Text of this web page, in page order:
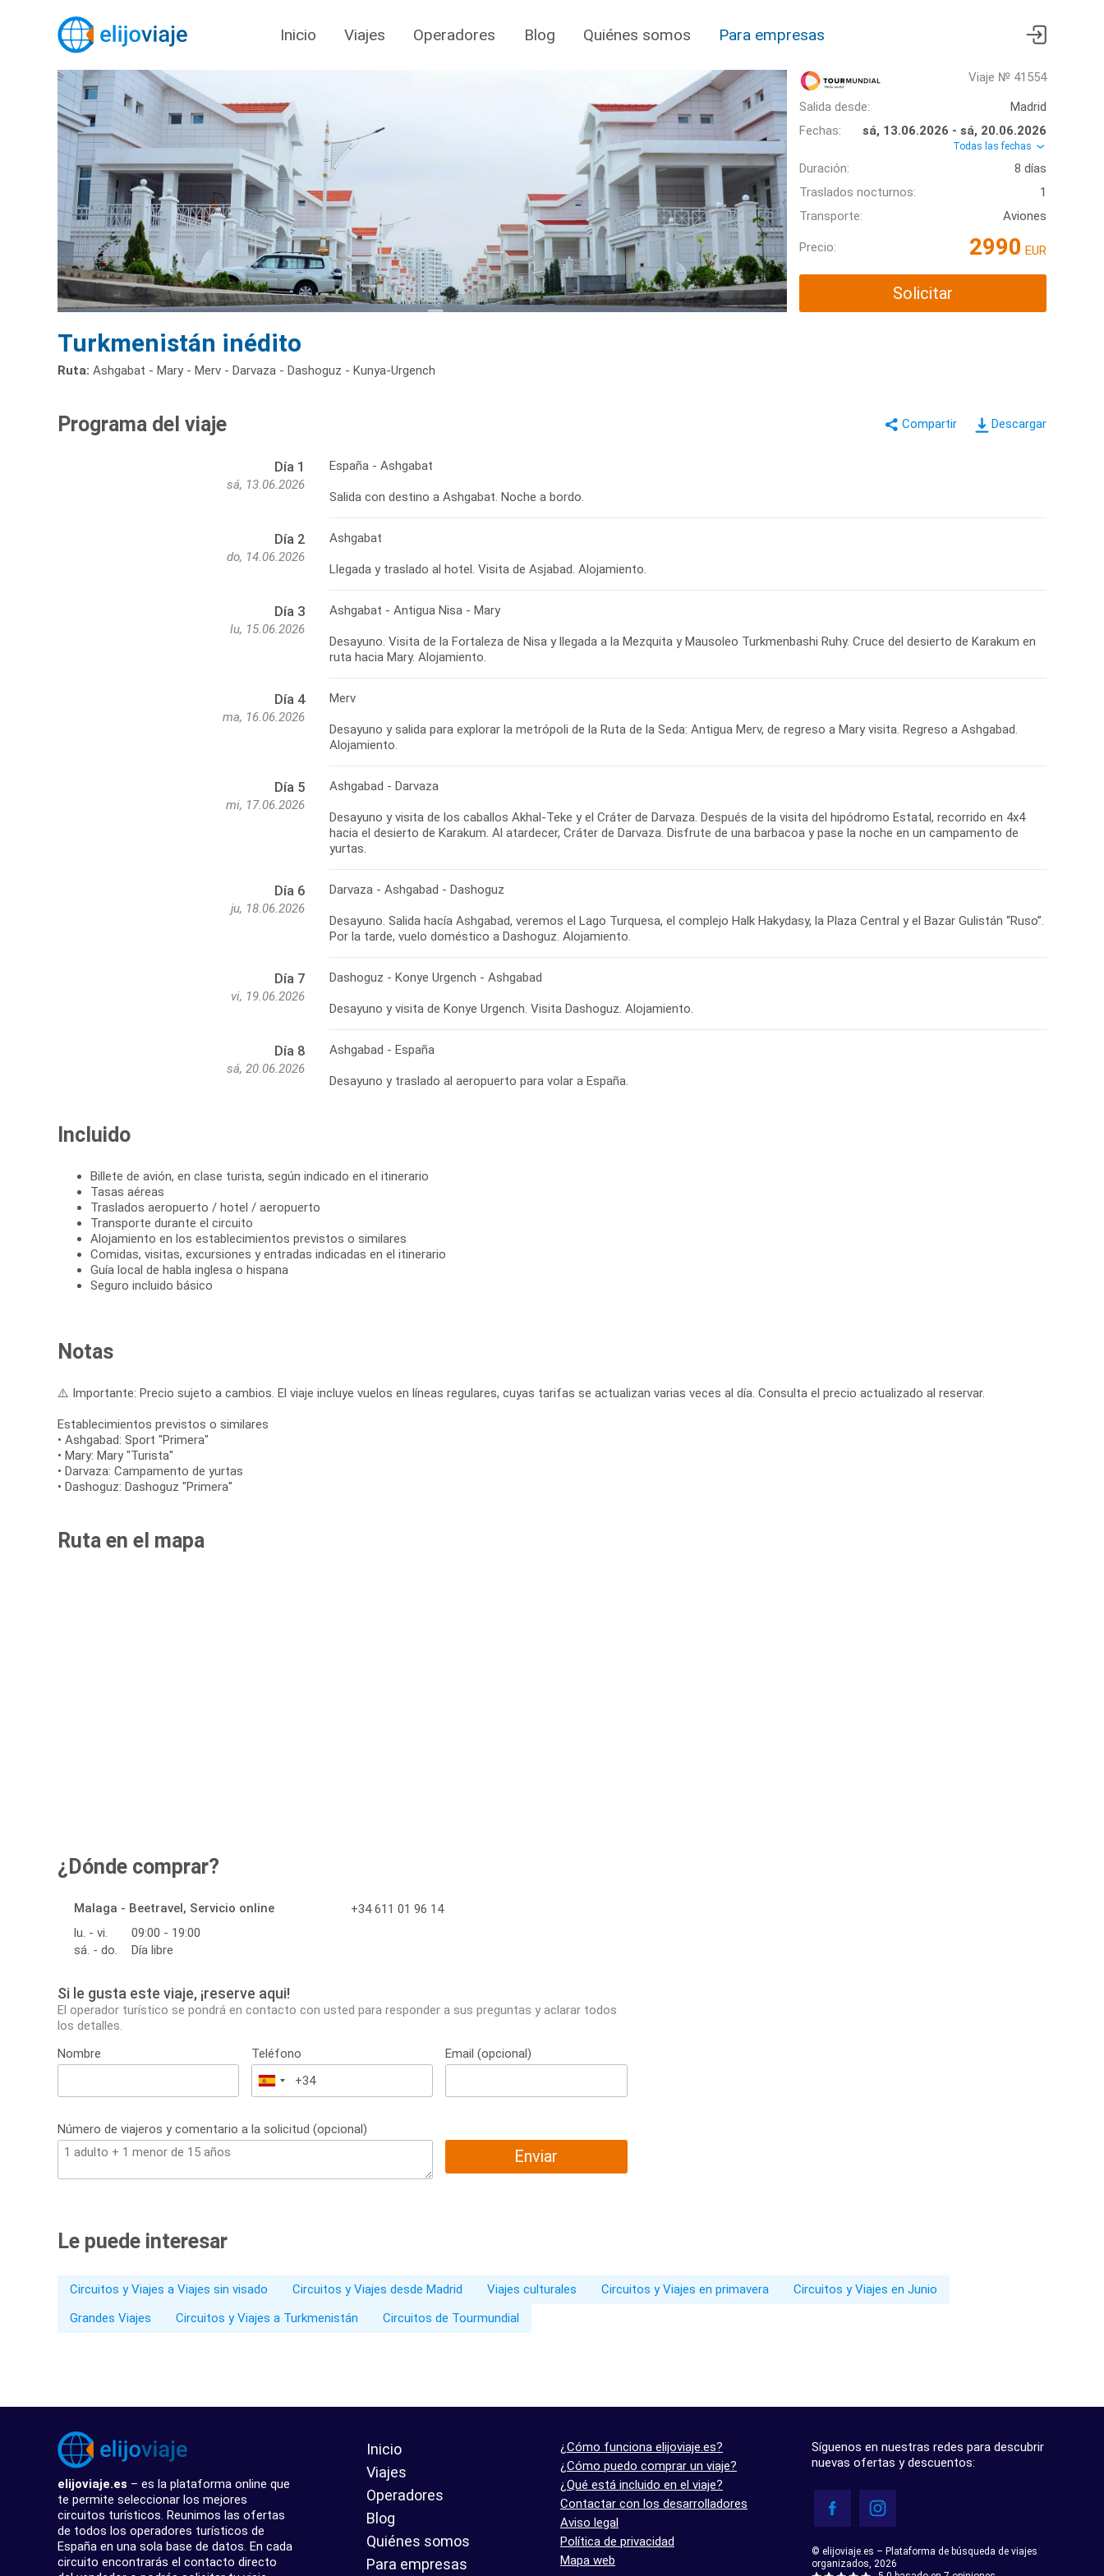
Inicio Viajes Operadores Blog Quiénes somos Para empresas
Viaje № 41554
Salida desde:
Madrid
Fechas:
sá, 13.06.2026 - sá, 20.06.2026
Todas las fechas
Duración:
8 días
Traslados nocturnos:
1
Transporte:
Aviones
Precio: 2990 EUR
Solicitar
Turkmenistán inédito
Ruta: Ashgabat - Mary - Merv - Darvaza - Dashoguz - Kunya-Urgench
Descargar
Programa del viaje
Día 1
sá, 13.06.2026
España - Ashgabat
Salida con destino a Ashgabat. Noche a bordo.
Día 2
do, 14.06.2026
Ashgabat
Llegada y traslado al hotel. Visita de Asjabad. Alojamiento.
Día 3
lu, 15.06.2026
Ashgabat - Antigua Nisa - Mary
Desayuno. Visita de la Fortaleza de Nisa y llegada a la Mezquita y Mausoleo Turkmenbashi Ruhy. Cruce del desierto de Karakum en
ruta hacia Mary. Alojamiento.
Día 4
ma, 16.06.2026
Merv
Desayuno y salida para explorar la metrópoli de la Ruta de la Seda: Antigua Merv, de regreso a Mary visita. Regreso a Ashgabad.
Alojamiento.
Día 5
mi, 17.06.2026
Ashgabad - Darvaza
Desayuno y visita de los caballos Akhal-Teke y el Cráter de Darvaza. Después de la visita del hipódromo Estatal, recorrido en 4x4
hacia el desierto de Karakum. Al atardecer, Cráter de Darvaza. Disfrute de una barbacoa y pase la noche en un campamento de
yurtas.
Día 6
ju, 18.06.2026
Darvaza - Ashgabad - Dashoguz
Desayuno. Salida hacía Ashgabad, veremos el Lago Turquesa, el complejo Halk Hakydasy, la Plaza Central y el Bazar Gulistán “Ruso”.
Por la tarde, vuelo doméstico a Dashoguz. Alojamiento.
Día 7
vi, 19.06.2026
Dashoguz - Konye Urgench - Ashgabad
Desayuno y visita de Konye Urgench. Visita Dashoguz. Alojamiento.
Día 8
sá, 20.06.2026
Ashgabad - España
Desayuno y traslado al aeropuerto para volar a España.
Incluido
Billete de avión, en clase turista, según indicado en el itinerario
Tasas aéreas
Traslados aeropuerto / hotel / aeropuerto
Transporte durante el circuito
Alojamiento en los establecimientos previstos o similares
Comidas, visitas, excursiones y entradas indicadas en el itinerario
Guía local de habla inglesa o hispana
Seguro incluido básico
Notas
⚠️ Importante: Precio sujeto a cambios. El viaje incluye vuelos en líneas regulares, cuyas tarifas se actualizan varias veces al día. Consulta el precio actualizado al reservar.
Establecimientos previstos o similares
• Ashgabad: Sport "Primera"
• Mary: Mary "Turista"
• Darvaza: Campamento de yurtas
• Dashoguz: Dashoguz "Primera"
Ruta en el mapa
¿Dónde comprar?
Malaga - Beetravel, Servicio online
lu. - vi.
09:00 - 19:00
sá. - do.
Día libre
+34 611 01 96 14
Si le gusta este viaje, ¡reserve aqui!
El operador turístico se pondrá en contacto con usted para responder a sus preguntas y aclarar todos
los detalles.
Nombre
Teléfono
España
+34
Email (opcional)
Número de viajeros y comentario a la solicitud (opcional)
Enviar
Le puede interesar
Circuitos y Viajes a Viajes sin visado Circuitos y Viajes desde Madrid Viajes culturales Circuitos y Viajes en primavera
Circuitos y Viajes en Junio
Grandes Viajes
Circuitos y Viajes a Turkmenistán Circuitos de Tourmundial
elijoviaje.es – es la plataforma online que
te permite seleccionar los mejores
circuitos turísticos. Reunimos las ofertas
de todos los operadores turísticos de
España en una sola base de datos. En cada
circuito encontrarás el contacto directo
Inicio
Viajes
Operadores
Blog
Quiénes somos
Para empresas
¿Cómo funciona elijoviaje.es?
¿Cómo puedo comprar un viaje?
¿Qué está incluido en el viaje?
Contactar con los desarrolladores
Aviso legal
Política de privacidad
Mapa web
Síguenos en nuestras redes para descubrir
nuevas ofertas y descuentos:
© elijoviaje.es – Plataforma de búsqueda de viajes
organizados, 2026